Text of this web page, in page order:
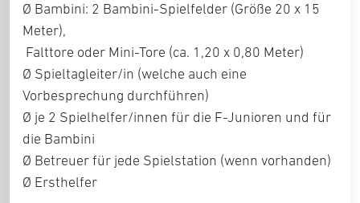
Ø Bambini: 2 Bambini-Spielfelder (Größe 20 x 15
Meter),
Falttore oder Mini-Tore (ca. 1,20 x 0,80 Meter)
Ø Spieltagleiter/in (welche auch eine
Vorbesprechung durchführen)
Ø je 2 Spielhelfer/innen für die F-Junioren und für
die Bambini
Ø Betreuer für jede Spielstation (wenn vorhanden)
Ø Ersthelfer